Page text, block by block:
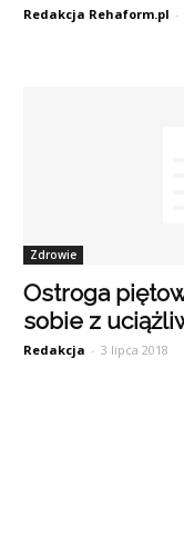
Redakcja Rehaform.pl -
Zdrowie
Ostroga
sobie z
Redakcja - 3 lipca 2018